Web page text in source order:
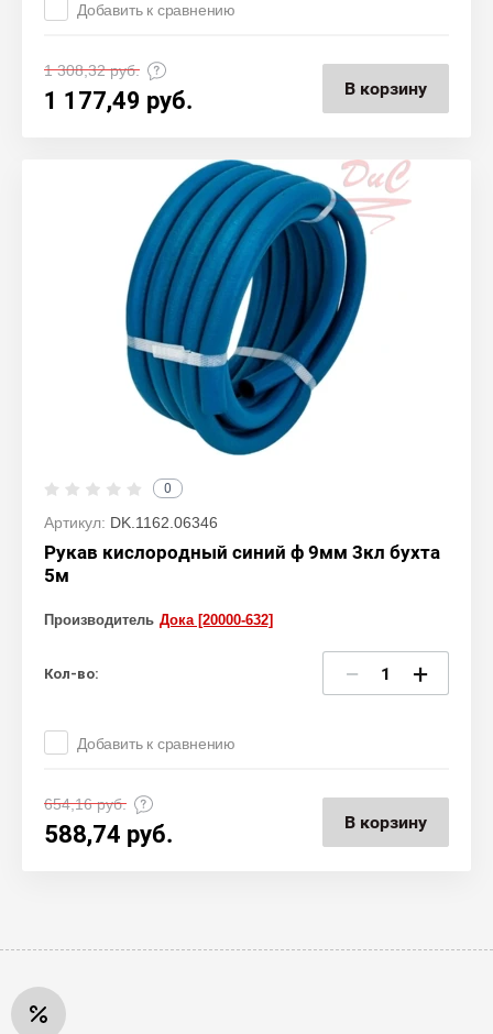
Добавить к сравнению
1 308,32руб.
1 177,49 руб. В корзину
0
Артикул: DK.1162.06346
Рукав кислородный синий ф 9мм 3кл бухта
5м
Производитель Дока [20000-632]
Кол-во: − +
Добавить к сравнению
654,16руб.
588,74 руб. В корзину